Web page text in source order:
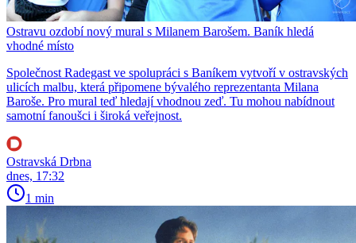
Ostravu ozdobí nový mural s Milanem Barošem. Baník hledá
vhodné místo
Společnost Radegast ve spolupráci s Baníkem vytvoří v ostravských
ulicích malbu, která připomene bývalého reprezentanta Milana
Baroše. Pro mural teď hledají vhodnou zeď. Tu mohou nabídnout
samotní fanoušci i široká veřejnost.
Ostravská Drbna
dnes, 17:32
1 min